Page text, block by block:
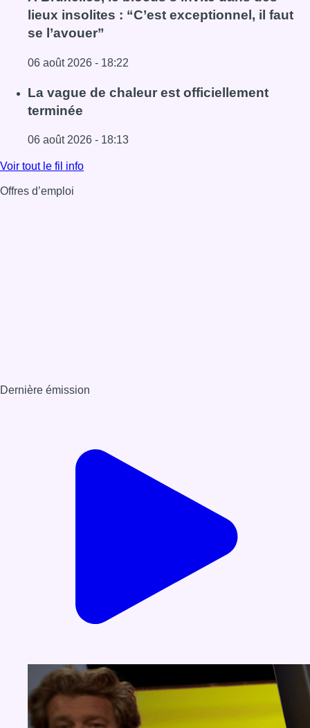
lieux insolites : “C’est exceptionnel, il faut
se l’avouer”
06 août 2026 - 18:22
Lire l'article À Bruxelles, le blocus s’invite dans des lieux
La vague de chaleur est officiellement
terminée
06 août 2026 - 18:13
Lire l'article La vague de chaleur est officiellement
Voir tout le fil info
Offres d’emploi
Dernière émission